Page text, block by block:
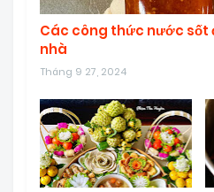
Các công thức nước sốt
nhà
Tháng 9 27, 2024